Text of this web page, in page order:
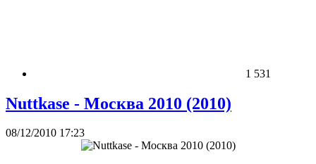
1 531
Nuttkase - Москва 2010 (2010)
08/12/2010 17:23